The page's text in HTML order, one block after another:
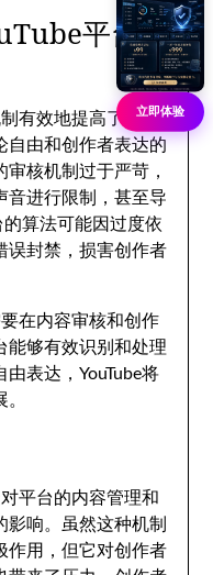
平台的
有效地提高了平台
自由和创作者表达的
核机制过于严苛，
音进行限制，甚至导
的算法可能因过度依
误封禁，损害创作者
在内容审核和创作
能够有效识别和处理
表达，YouTube将
平台的内容管理和
响。虽然这种机制
作用，但它对创作者
立即体验